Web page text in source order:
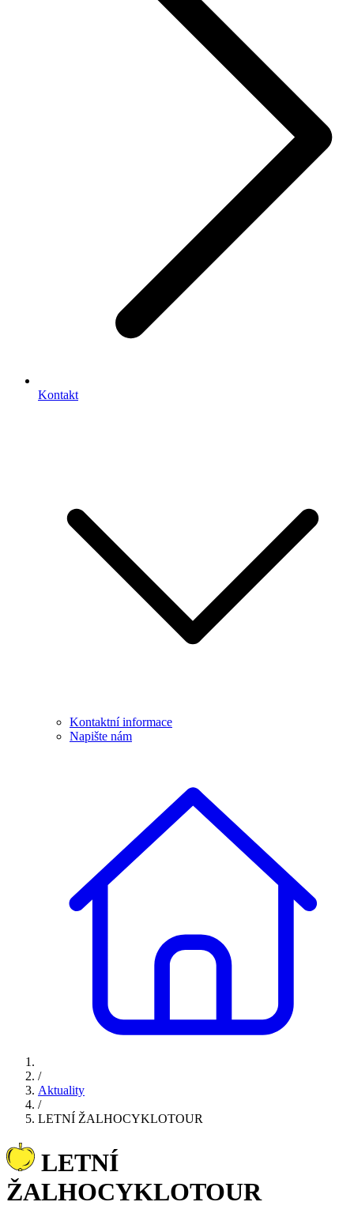
Kontakt
Kontaktní informace
Napište nám
/
Aktuality
/
LETNÍ ŽALHOCYKLOTOUR
LETNÍ
ŽALHOCYKLOTOUR